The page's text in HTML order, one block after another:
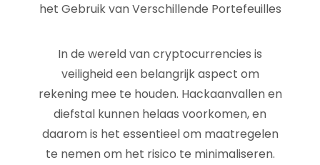
het Gebruik van Verschillende Portefeuilles
In de wereld van cryptocurrencies is
veiligheid een belangrijk aspect om
rekening mee te houden. Hackaanvallen en
diefstal kunnen helaas voorkomen, en
daarom is het essentieel om maatregelen
te nemen om het risico te minimaliseren.